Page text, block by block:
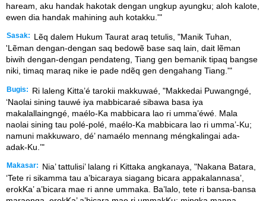
haream, aku handak hakotak dengan ungkup ayungku; aloh kalote,
ewen dia handak mahining auh kotakku.'"
Sasak:
Lẽq dalem Hukum Taurat araq tetulis, "Manik Tuhan,
'Lẽman dengan-dengan saq bedowẽ base saq lain, dait lẽman
biwih dengan-dengan pendateng, Tiang gen bemanik tipaq bangse
niki, timaq maraq nike ie pade ndẽq gen dengahang Tiang.'"
Bugis:
Ri laleng Kitta’é tarokii makkuwaé, "Makkedai Puwangngé,
‘Naolai sining tauwé iya mabbicaraé sibawa basa iya
makalallaingngé, maélo-Ka mabbicara lao ri umma’éwé. Mala
naolai sining tau polé-polé, maélo-Ka mabbicara lao ri umma’-Ku;
namuni makkuwaro, dé’ namaélo mennang méngkalingai ada-
adak-Ku.’"
Makasar:
Nia’ tattulisi’ lalang ri Kittaka angkanaya, "Nakana Batara,
‘Tete ri sikamma tau a’bicaraya siagang bicara appakalannasa’,
erokKa’ a’bicara mae ri anne ummaka. Ba’lalo, tete ri bansa-bansa